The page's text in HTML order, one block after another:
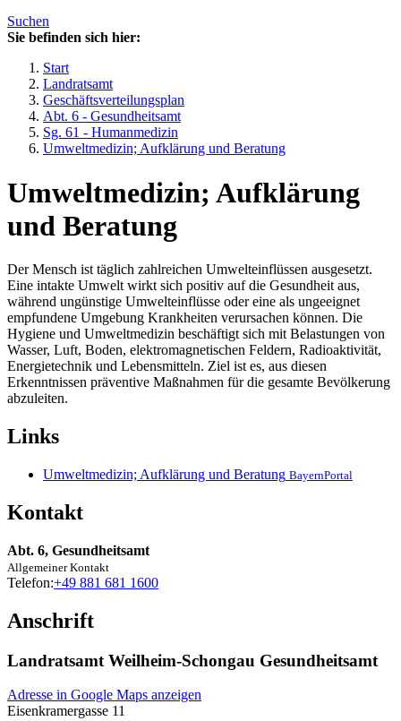
Suchen
Sie befinden sich hier:
Start
Landratsamt
Geschäftsverteilungsplan
Abt. 6 - Gesundheitsamt
Sg. 61 - Humanmedizin
Umweltmedizin; Aufklärung und Beratung
Umweltmedizin; Aufklärung
und Beratung
Der Mensch ist täglich zahlreichen Umwelteinflüssen ausgesetzt.
Eine intakte Umwelt wirkt sich positiv auf die Gesundheit aus,
während ungünstige Umwelteinflüsse oder eine als ungeeignet
empfundene Umgebung Krankheiten verursachen können. Die
Hygiene und Umweltmedizin beschäftigt sich mit Belastungen von
Wasser, Luft, Boden, elektromagnetischen Feldern, Radioaktivität,
Energietechnik und Lebensmitteln. Ziel ist es, aus diesen
Erkenntnissen präventive Maßnahmen für die gesamte Bevölkerung
abzuleiten.
Links
Umweltmedizin; Aufklärung und Beratung BayernPortal
Kontakt
Abt. 6, Gesundheitsamt
Allgemeiner Kontakt
Telefon:+49 881 681 1600
Anschrift
Landratsamt Weilheim-Schongau Gesundheitsamt
Adresse in Google Maps anzeigen
Eisenkramergasse 11